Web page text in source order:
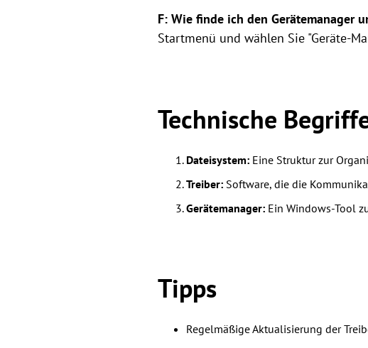
F: Wie finde ich den Gerätemanager
Startmenü und wählen Sie "Geräte-
Technische
Dateisystem: Eine Struktur zur
Treiber: Software, die die
Gerätemanager: Ein Windows-Tool
Tipps
Regelmäßige Aktualisierung der